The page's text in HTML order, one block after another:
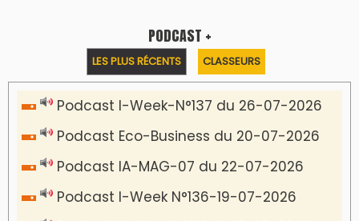
VIDÉOS & CLIP +
LES PLUS RÉCENTS CLASSEURS